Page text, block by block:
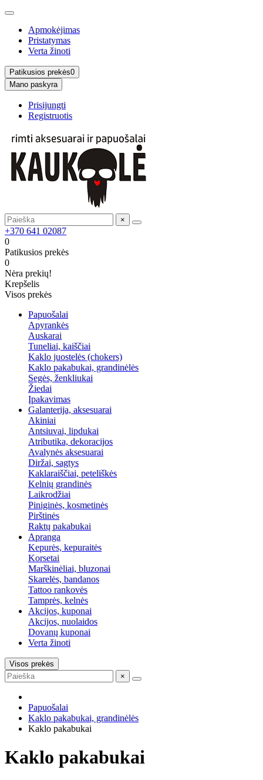
Apmokėjimas
Pristatymas
Verta žinoti
Patikusios prekės0
Mano paskyra
Prisijungti
Registruotis
×
+370 641 02087
0
Patikusios prekės
0
Nėra prekių!
Krepšelis
Visos prekės
Papuošalai
Apyrankės
Auskarai
Tuneliai, kaiščiai
Kaklo juostelės (chokers)
Kaklo pakabukai, grandinėlės
Segės, ženkliukai
Žiedai
Įpakavimas
Galanterija, aksesuarai
Akiniai
Antsiuvai, lipdukai
Atributika, dekoracijos
Avalynės aksesuarai
Diržai, sagtys
Kaklaraiščiai, peteliškės
Kelnių grandinės
Laikrodžiai
Piniginės, kosmetinės
Pirštinės
Raktų pakabukai
Apranga
Kepurės, kepuraitės
Korsetai
Marškinėliai, bluzonai
Skarelės, bandanos
Tattoo rankovės
Tamprės, kelnės
Akcijos, kuponai
Akcijos, nuolaidos
Dovanų kuponai
Verta žinoti
Visos prekės
×
Papuošalai
Kaklo pakabukai, grandinėlės
Kaklo pakabukai
Kaklo pakabukai